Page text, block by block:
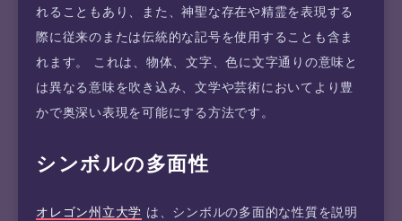
れることもあり、また、神聖な存在や精霊を表現する
際に従来のまたは伝統的な記号を使用することも含ま
れます。 これは、物体、文字、色に文字通りの意味と
は異なる意味を吹き込み、文学や芸術においてより豊
かで奥深い表現を可能にする方法です。
シンボルの多面性
オレゴン州立大学 は、シンボルの多面的な性質を説明